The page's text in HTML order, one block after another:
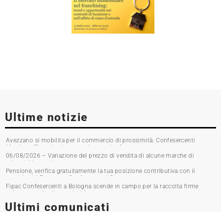
Ultime notizie
Avezzano si mobilita per il commercio di prossimità: Confesercenti
Marsica e Fipac in piazza per la raccolta firme
06/08/2026 – Variazione del prezzo di vendita di alcune marche di
tabacchi lavorati
Pensione, verifica gratuitamente la tua posizione contributiva con il
servizio del Patronato Confesercenti Grosseto
Fipac Confesercenti a Bologna scende in campo per la raccolta firme
sul commercio di prossimità
Ultimi comunicati